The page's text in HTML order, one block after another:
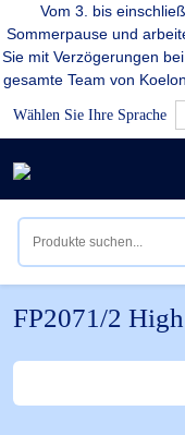
Vom 3. bis
Sommerpause und
Sie mit Verzögerungen
gesamte Team von
Wählen Sie Ihre Sprache
FP2071/2